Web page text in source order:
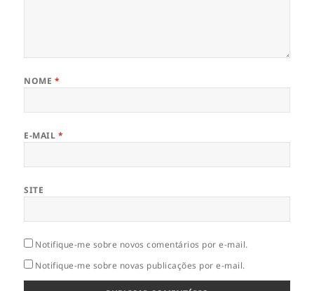
NOME *
E-MAIL *
SITE
Notifique-me sobre novos comentários por e-mail.
Notifique-me sobre novas publicações por e-mail.